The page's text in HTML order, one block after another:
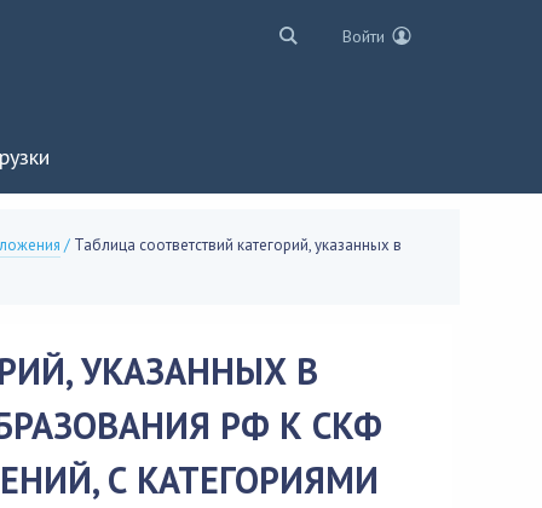
Войти
/ Таблица соответствий категорий, указанных в
УКАЗАННЫХ В
РФ К СКФ
С КАТЕГОРИЯМИ